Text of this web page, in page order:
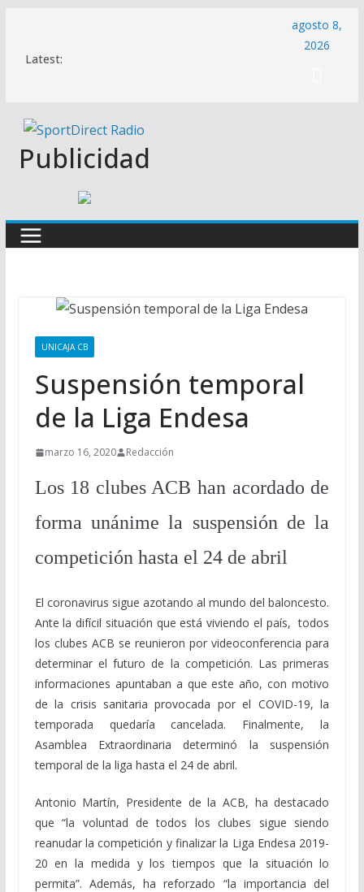
contenido
Latest:
agosto 8,
2026
Publicidad
UNICAJA CB
Suspensión temporal
de la Liga Endesa
marzo 16, 2020 Redacción
Los 18 clubes ACB han acordado de
forma unánime la suspensión de la
competición hasta el 24 de abril
El coronavirus sigue azotando al mundo del baloncesto.
Ante la difícil situación que está viviendo el país, todos
los clubes ACB se reunieron por videoconferencia para
determinar el futuro de la competición. Las primeras
informaciones apuntaban a que este año, con motivo
de la crisis sanitaria provocada por el COVID-19, la
temporada quedaría cancelada. Finalmente, la
Asamblea Extraordinaria determinó la suspensión
temporal de la liga hasta el 24 de abril.
Antonio Martín, Presidente de la ACB, ha destacado
que “la voluntad de todos los clubes sigue siendo
reanudar la competición y finalizar la Liga Endesa 2019-
20 en la medida y los tiempos que la situación lo
permita”. Además, ha reforzado “la importancia del